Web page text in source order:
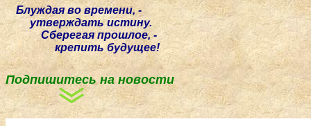
Блуждая во времени, -
утверждать истину.
Сберегая прошлое, -
крепить будущее!
Подпишитесь на новости